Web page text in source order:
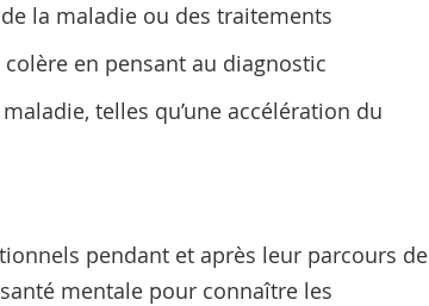
la maladie ou des traitements
en pensant au diagnostic
telles qu’une accélération du
pendant et après leur parcours de
mentale pour connaître les